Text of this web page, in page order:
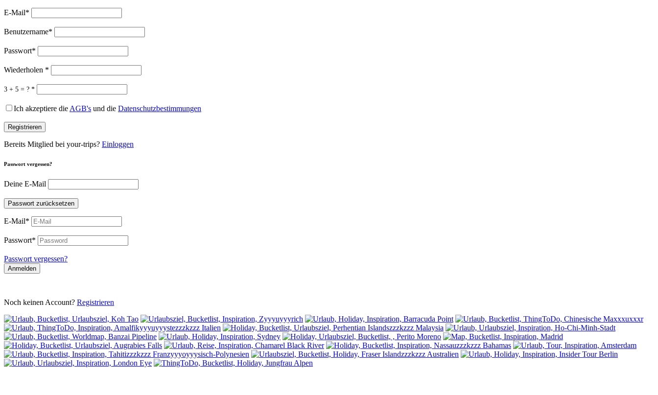
E-Mail*
Benutzername*
Passwort*
Wiederholen *
3 + 5 = ? *
Ich akzeptiere die AGB's und die Datenschutzbestimmungen
Registrieren
Bereits Mitglied bei your-trips? Einloggen
Passwort vergessen?
Deine E-Mail
Passwort zurücksetzen
E-Mail*
Passwort*
Passwort vergessen?
Anmelden
Noch keinen Account? Registrieren